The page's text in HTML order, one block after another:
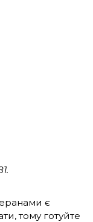
є
тому готуйте